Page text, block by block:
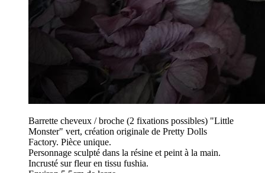
Barrette cheveux / broche (2 fixations possibles) "Little
Monster" vert, création originale de Pretty Dolls
Factory. Pièce unique.
Personnage sculpté dans la résine et peint à la main.
Incrusté sur fleur en tissu fushia.